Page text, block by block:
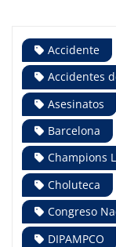
Accidente
Accidentes
Asesinatos
Barcelona
Champions
Choluteca
Congreso
DIPAMPCO